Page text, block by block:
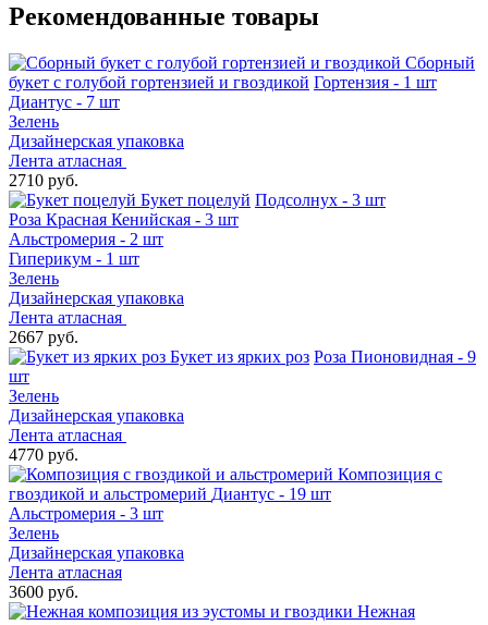
Рекомендованные товары
Сборный
букет с голубой гортензией и гвоздикой Гортензия - 1 шт
Диантус - 7 шт
Зелень
Дизайнерская упаковка
Лента атласная
2710 руб.
Букет поцелуй Подсолнух - 3 шт
Роза Красная Кенийская - 3 шт
Альстромерия - 2 шт
Гиперикум - 1 шт
Зелень
Дизайнерская упаковка
Лента атласная
2667 руб.
Букет из ярких роз Роза Пионовидная - 9
шт
Зелень
Дизайнерская упаковка
Лента атласная
4770 руб.
Композиция с
гвоздикой и альстромерий Диантус - 19 шт
Альстромерия - 3 шт
Зелень
Дизайнерская упаковка
Лента атласная
3600 руб.
Нежная